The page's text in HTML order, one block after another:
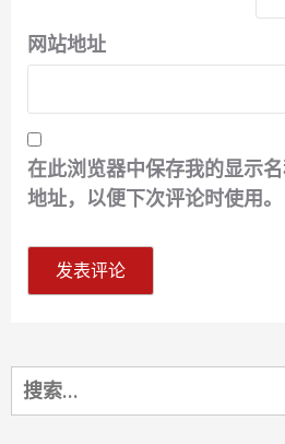
网站地址
在此浏览器中保存我的显示
地址，以便下次评论时使用。
搜
索：